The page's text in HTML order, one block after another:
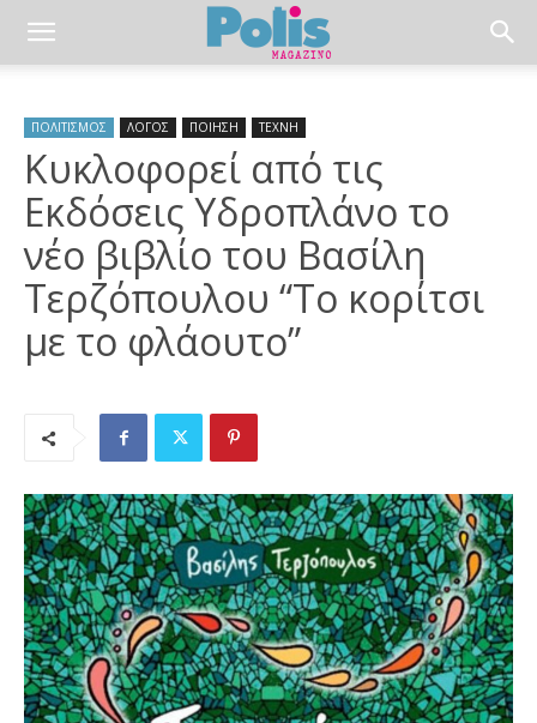
ΠΟΛΙΤΙΣΜΟΣ ΛΟΓΟΣ ΠΟΙΗΣΗ ΤΕΧΝΗ
Κυκλοφορεί από τις
Εκδόσεις Υδροπλάνο το
νέο βιβλίο του Βασίλη
Τερζόπουλου “Το κορίτσι
με το φλάουτο”